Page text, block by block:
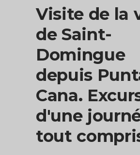
Visite de la
de Saint-
Domingue
depuis
Cana.
d'une
tout